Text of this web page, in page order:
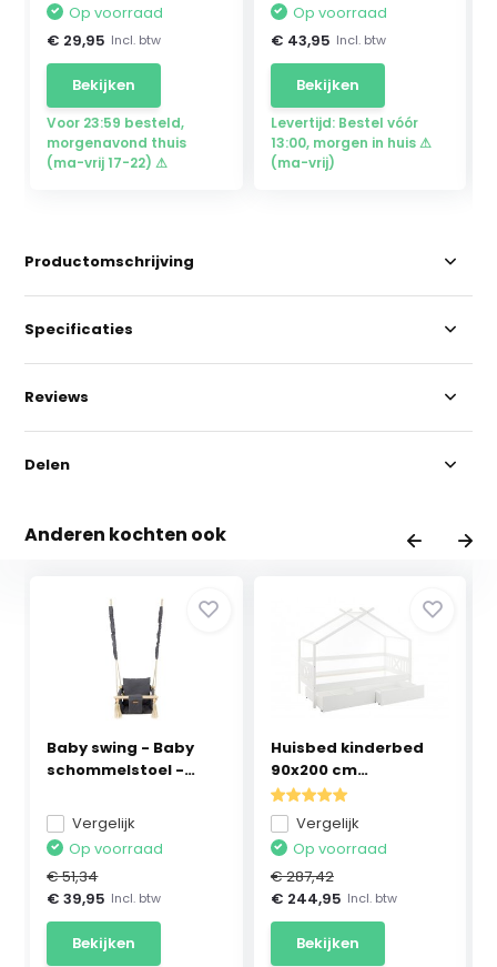
Op voorraad
€ 29,95 Incl. btw
Bekijken
Voor 23:59 besteld,
morgenavond thuis
(ma-vrij 17-22) ⚠
Op voorraad
€ 43,95 Incl. btw
Bekijken
Levertijd: Bestel vóór
13:00, morgen in huis ⚠
(ma-vrij)
Productomschrijving
Specificaties
Reviews
Delen
Anderen kochten ook
Baby swing - Baby
schommelstoel -
Vergelijk
Op voorraad
€ 51,34
€ 39,95 Incl. btw
Bekijken
Huisbed kinderbed
90x200 cm
grenenhou...
Vergelijk
Op voorraad
€ 287,42
€ 244,95 Incl. btw
Bekijken